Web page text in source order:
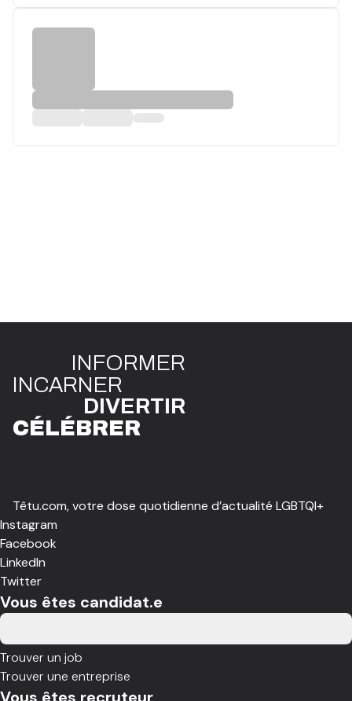
INFORMER
INCARNER
DIVERTIR
CÉLÉBRER
Têtu.com, votre dose quotidienne d’actualité LGBTQI+
Instagram
Facebook
LinkedIn
Twitter
Vous êtes candidat.e
Trouver un job
Trouver une entreprise